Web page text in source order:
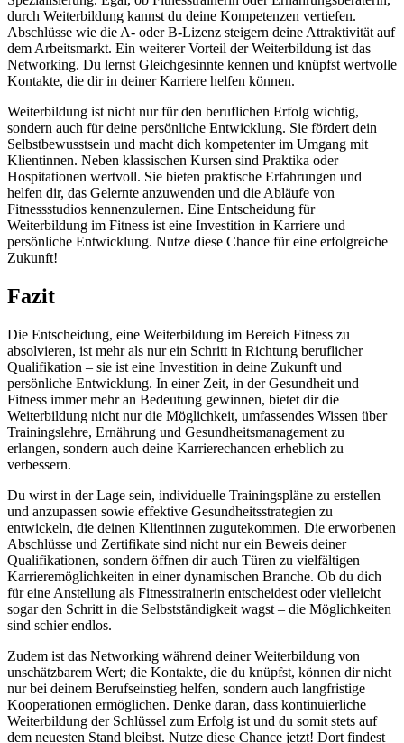
durch Weiterbildung kannst du deine Kompetenzen vertiefen.
Abschlüsse wie die A- oder B-Lizenz steigern deine Attraktivität auf
dem Arbeitsmarkt. Ein weiterer Vorteil der Weiterbildung ist das
Networking. Du lernst Gleichgesinnte kennen und knüpfst wertvolle
Kontakte, die dir in deiner Karriere helfen können.
Weiterbildung ist nicht nur für den beruflichen Erfolg wichtig,
sondern auch für deine persönliche Entwicklung. Sie fördert dein
Selbstbewusstsein und macht dich kompetenter im Umgang mit
Klientinnen. Neben klassischen Kursen sind Praktika oder
Hospitationen wertvoll. Sie bieten praktische Erfahrungen und
helfen dir, das Gelernte anzuwenden und die Abläufe von
Fitnessstudios kennenzulernen. Eine Entscheidung für
Weiterbildung im Fitness ist eine Investition in Karriere und
persönliche Entwicklung. Nutze diese Chance für eine erfolgreiche
Zukunft!
Fazit
Die Entscheidung, eine Weiterbildung im Bereich Fitness zu
absolvieren, ist mehr als nur ein Schritt in Richtung beruflicher
Qualifikation – sie ist eine Investition in deine Zukunft und
persönliche Entwicklung. In einer Zeit, in der Gesundheit und
Fitness immer mehr an Bedeutung gewinnen, bietet dir die
Weiterbildung nicht nur die Möglichkeit, umfassendes Wissen über
Trainingslehre, Ernährung und Gesundheitsmanagement zu
erlangen, sondern auch deine Karrierechancen erheblich zu
verbessern.
Du wirst in der Lage sein, individuelle Trainingspläne zu erstellen
und anzupassen sowie effektive Gesundheitsstrategien zu
entwickeln, die deinen Klientinnen zugutekommen. Die erworbenen
Abschlüsse und Zertifikate sind nicht nur ein Beweis deiner
Qualifikationen, sondern öffnen dir auch Türen zu vielfältigen
Karrieremöglichkeiten in einer dynamischen Branche. Ob du dich
für eine Anstellung als Fitnesstrainerin entscheidest oder vielleicht
sogar den Schritt in die Selbstständigkeit wagst – die Möglichkeiten
sind schier endlos.
Zudem ist das Networking während deiner Weiterbildung von
unschätzbarem Wert; die Kontakte, die du knüpfst, können dir nicht
nur bei deinem Berufseinstieg helfen, sondern auch langfristige
Kooperationen ermöglichen. Denke daran, dass kontinuierliche
Weiterbildung der Schlüssel zum Erfolg ist und du somit stets auf
dem neuesten Stand bleibst. Nutze diese Chance jetzt! Dort findest